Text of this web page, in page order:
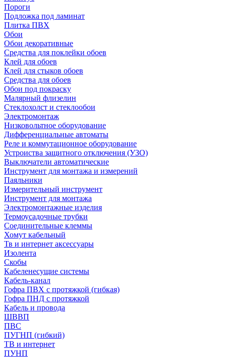
Пороги
Подложка под ламинат
Плитка ПВХ
Обои
Обои декоративные
Средства для поклейки обоев
Клей для обоев
Клей для стыков обоев
Средства для обоев
Обои под покраску
Малярный флизелин
Стеклохолст и стеклообои
Электромонтаж
Низковольтное оборудование
Дифференциальные автоматы
Реле и коммутационное оборудование
Устроиства защитного отключения (УЗО)
Выключатели автоматические
Инструмент для монтажа и измерений
Паяльники
Измерительный инструмент
Инструмент для монтажа
Электромонтажные изделия
Термоусадочные трубки
Соединительные клеммы
Хомут кабельный
Тв и интернет аксессуары
Изолента
Скобы
Кабеленесущие системы
Кабель-канал
Гофра ПВХ с протяжкой (гибкая)
Гофра ПНД с протяжкой
Кабель и провода
ШВВП
ПВС
ПУГНП (гибкий)
ТВ и интернет
ПУНП